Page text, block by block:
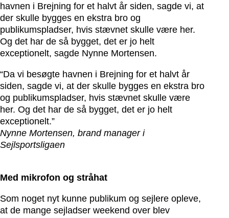
havnen i Brejning for et halvt år siden, sagde vi, at
der skulle bygges en ekstra bro og
publikumspladser, hvis stævnet skulle være her.
Og det har de så bygget, det er jo helt
exceptionelt, sagde Nynne Mortensen.
“Da vi besøgte havnen i Brejning for et halvt år
siden, sagde vi, at der skulle bygges en ekstra bro
og publikumspladser, hvis stævnet skulle være
her. Og det har de så bygget, det er jo helt
exceptionelt.”
Nynne Mortensen, brand manager i
Sejlsportsligaen
Med mikrofon og stråhat
Som noget nyt kunne publikum og sejlere opleve,
at de mange sejladser weekend over blev